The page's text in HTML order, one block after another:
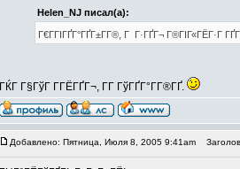
Helen_NJ писал(а):
Г€Г­ГІГҐГ°ГҐГ±Г­Г®, Г Г·ГҐГ¬ Г®ГІГ«ГЁГ·Г
ГЌГ Г§ГўГ Г­ГЁГҐГ¬, Г­Г ГўГҐГ°Г­Г®ГҐ.
Добавлено: Пятница, Июля 8, 2005 9:41am